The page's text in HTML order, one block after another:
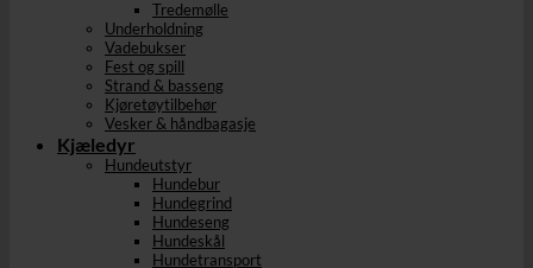
Tredemølle
Underholdning
Vadebukser
Fest og spill
Strand & basseng
Kjøretøytilbehør
Vesker & håndbagasje
Kjæledyr
Hundeutstyr
Hundebur
Hundegrind
Hundeseng
Hundeskål
Hundetransport